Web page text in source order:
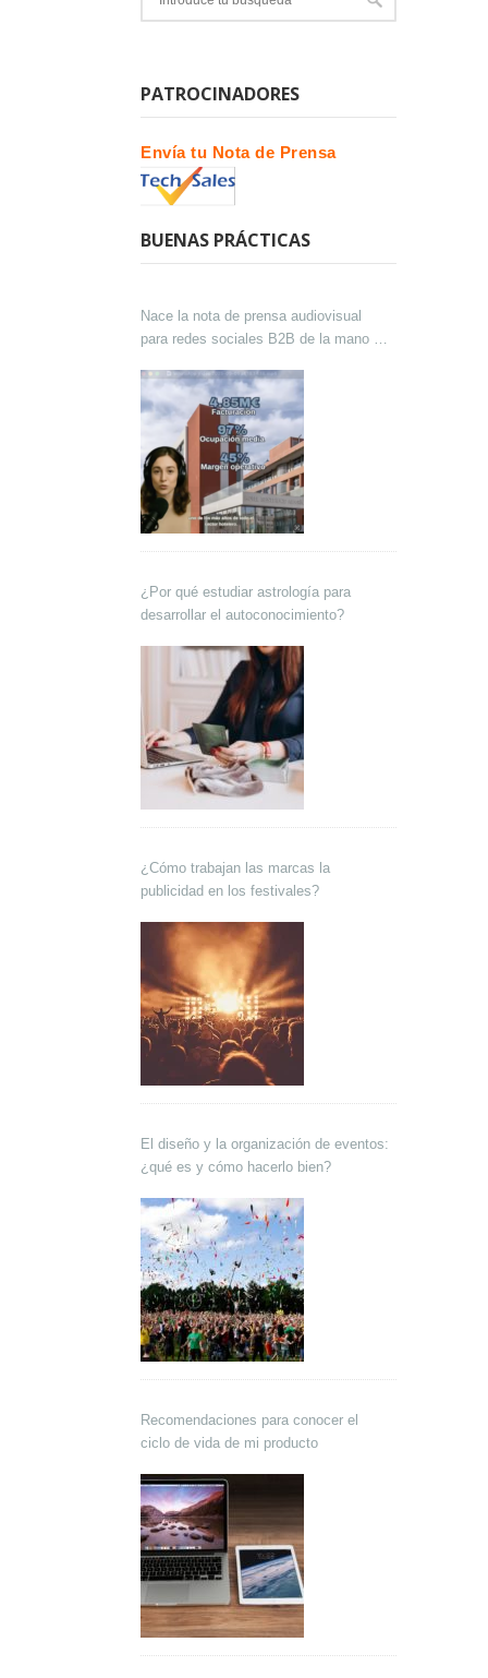
PATROCINADORES
Envía tu Nota de Prensa
BUENAS PRÁCTICAS
Nace la nota de prensa audiovisual
para redes sociales B2B de la mano de
¿Por qué estudiar astrología para
desarrollar el autoconocimiento?
¿Cómo trabajan las marcas la
publicidad en los festivales?
El diseño y la organización de eventos:
¿qué es y cómo hacerlo bien?
Recomendaciones para conocer el
ciclo de vida de mi producto